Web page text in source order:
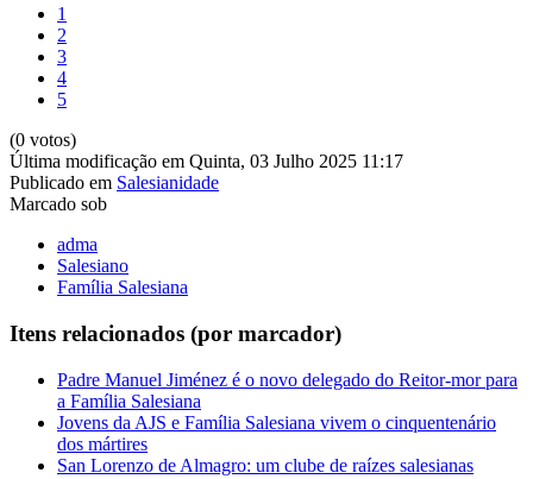
1
2
3
4
5
(0 votos)
Última modificação em Quinta, 03 Julho 2025 11:17
Publicado em Salesianidade
Marcado sob
adma
Salesiano
Família Salesiana
Itens relacionados (por marcador)
Padre Manuel Jiménez é o novo delegado do Reitor-mor para
a Família Salesiana
Jovens da AJS e Família Salesiana vivem o cinquentenário
dos mártires
San Lorenzo de Almagro: um clube de raízes salesianas